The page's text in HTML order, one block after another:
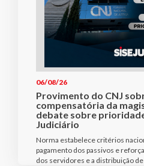
06/08/26
Provimento do CNJ
compensatória da
debate sobre
Judiciário
Norma estabelece critérios
pagamento dos passivos e
dos servidores e a distribuição